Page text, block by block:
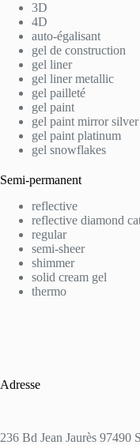
3D
4D
auto-égalisant
gel de construction
gel liner
gel liner metallic
gel pailleté
gel paint
gel paint mirror silver
gel paint platinum
gel snowflakes
Semi-permanent
reflective
reflective diamond
regular
semi-sheer
shimmer
solid cream gel
thermo
Adresse
236 Bd Jean Jaurès 97490